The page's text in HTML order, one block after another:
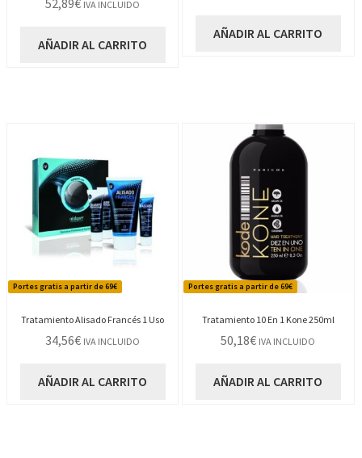
52,89€ IVA INCLUIDO
AÑADIR AL CARRITO
AÑADIR AL CARRITO
Portes gratis a partir de 69€
Tratamiento Alisado Francés 1 Uso
34,56€ IVA INCLUIDO
AÑADIR AL CARRITO
Portes gratis a partir de 69€
Tratamiento 10 En 1 Kone 250ml
50,18€ IVA INCLUIDO
AÑADIR AL CARRITO